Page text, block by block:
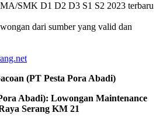
SMK D1 D2 D3 S1 S2 2023 terbaru
dari sumber yang valid dan
(PT Pesta Pora Abadi)
Abadi): Lowongan Maintenance
Serang KM 21